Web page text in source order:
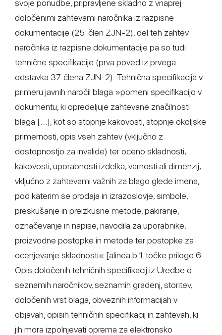
svoje ponudbe, pripravljene skladno z vnaprej
določenimi zahtevami naročnika iz razpisne
dokumentacije (25. člen ZJN-2), del teh zahtev
naročnika iz razpisne dokumentacije pa so tudi
tehnične specifikacije (prva poved iz prvega
odstavka 37. člena ZJN-2). Tehnična specifikacija v
primeru javnih naročil blaga »pomeni specifikacijo v
dokumentu, ki opredeljuje zahtevane značilnosti
blaga […], kot so stopnje kakovosti, stopnje okoljske
primernosti, opis vseh zahtev (vključno z
dostopnostjo za invalide) ter oceno skladnosti,
kakovosti, uporabnosti izdelka, varnosti ali dimenzij,
vključno z zahtevami važnih za blago glede imena,
pod katerim se prodaja in izrazoslovje, simbole,
preskušanje in preizkusne metode, pakiranje,
označevanje in napise, navodila za uporabnike,
proizvodne postopke in metode ter postopke za
ocenjevanje skladnosti« [alinea b 1. točke priloge 6
Opis določenih tehničnih specifikacij iz Uredbe o
seznamih naročnikov, seznamih gradenj, storitev,
določenih vrst blaga, obveznih informacijah v
objavah, opisih tehničnih specifikacij in zahtevah, ki
jih mora izpolnjevati oprema za elektronsko